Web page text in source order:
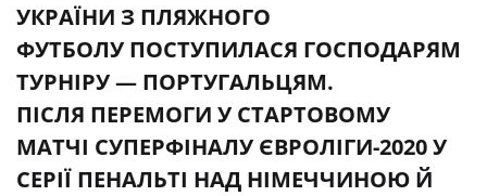
УКРАЇНИ З ПЛЯЖНОГО
ФУТБОЛУ ПОСТУПИЛАСЯ ГОСПОДАРЯМ
ТУРНІРУ — ПОРТУГАЛЬЦЯМ.
ПІСЛЯ ПЕРЕМОГИ У СТАРТОВОМУ
МАТЧІ СУПЕРФІНАЛУ ЄВРОЛІГИ-2020 У
СЕРІЇ ПЕНАЛЬТІ НАД НІМЕЧЧИНОЮ Й